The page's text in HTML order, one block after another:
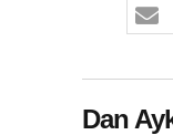
Dan